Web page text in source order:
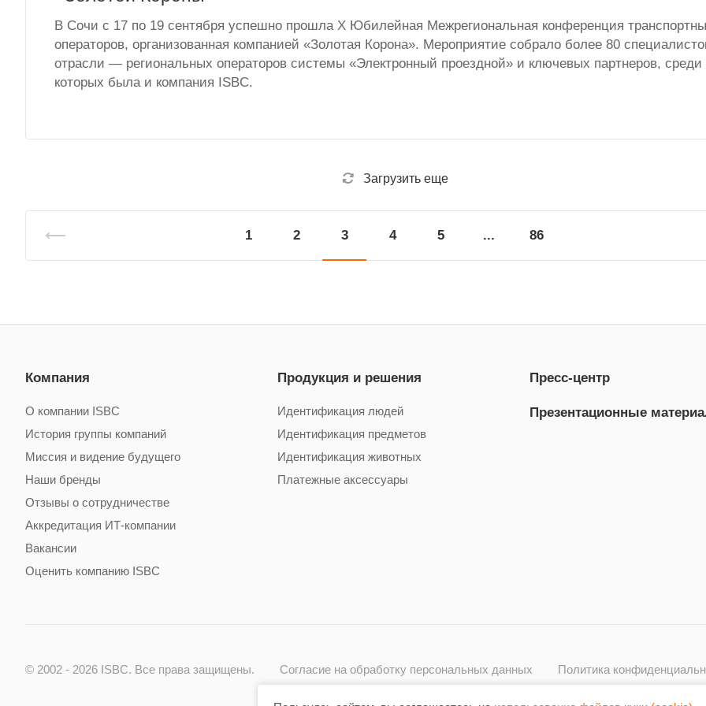
В Сочи с 17 по 19 сентября успешно прошла X Юбилейная Межрегиональная конференция
операторов, организованная компанией «Золотая Корона». Мероприятие собрало более 80
отрасли — региональных операторов системы «Электронный проездной» и ключевых партнеров, среди
которых была и компания ISBC.
Загрузить еще
1 2 3 4 5 ... 86
Компания
О компании ISBC
История группы компаний
Миссия и видение будущего
Наши бренды
Отзывы о сотрудничестве
Аккредитация ИТ-компании
Вакансии
Оценить компанию ISBC
Продукция и решения
Идентификация людей
Идентификация предметов
Идентификация животных
Платежные аксессуары
Пресс-центр
Презентационные
© 2002 - 2026 ISBC. Все права защищены. Согласие на обработку персональных данных Политика